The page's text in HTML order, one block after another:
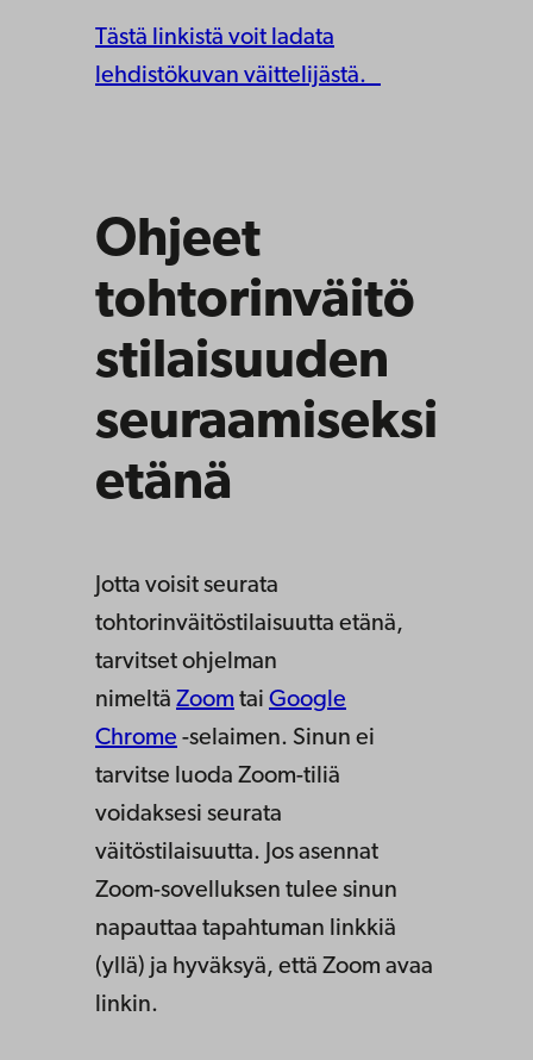
Tästä linkistä voit ladata
lehdistökuvan väittelijästä.
Ohjeet
tohtorinväitö
stilaisuuden
seuraamiseksi
etänä
Jotta voisit seurata
tohtorinväitöstilaisuutta etänä,
tarvitset ohjelman
nimeltä Zoom tai Google
Chrome -selaimen. Sinun ei
tarvitse luoda Zoom-tiliä
voidaksesi seurata
väitöstilaisuutta. Jos asennat
Zoom-sovelluksen tulee sinun
napauttaa tapahtuman linkkiä
(yllä) ja hyväksyä, että Zoom avaa
linkin.